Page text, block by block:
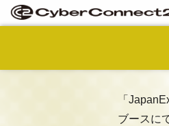
「
ブースに